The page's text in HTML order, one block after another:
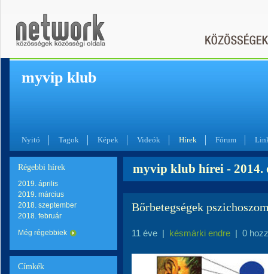
myvip klub
Nyitó Tagok Képek Videók Hírek Fórum
Régebbi hírek
2019. április
2019. március
2018. szeptember
2018. február
Még régebbiek
Címkék
myvip klub hírei - 2014.
Bőrbetegségek
11 éve | késmárki endre | 0